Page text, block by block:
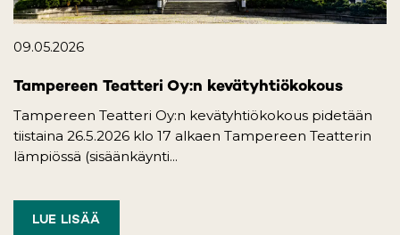
09.05.2026
Tampereen Teatteri Oy:n kevätyhtiökokous
Tampereen Teatteri Oy:n kevätyhtiökokous pidetään
tiistaina 26.5.2026 klo 17 alkaen Tampereen Teatterin
lämpiössä (sisäänkäynti...
LUE LISÄÄ